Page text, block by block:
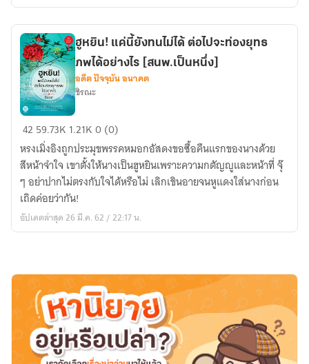
ฮู
หยิน!
แค่
นี้
ยัง
ทน
ไม่
ไป
จะ
ท่อง
ยุทธ
ภพ
ได้
ฮูหยิน! แค่นี้ยังทนไม่ได้ ต่อไปจะท่องยุทธ
ภพได้อย่างไร [สนพ.เป็นหนึ่ง]
อดีต ปัจจุบัน อนาคต
ชิรณะ
42 59.73K 1.21K0 (0)
หรงเมิ่งอิงถูกประมุขพรรคหมอกอัสดงขอซื้อคืนแรกของนางด้วย
สีหน้าจำใจ เขาตั้งให้นางเป็นฮูหยินเพราะความกตัญญูและหน้าที่ จุ๊
ๆ อย่าปากไม่ตรงกับใจได้หรือไม่ เลิกเขินอายจนหูแดงใส่นางก่อน
เถิดค่อยว่ากัน!
อัปเดตล่าสุด 26 มี.ค. 62 / 22:17 น.